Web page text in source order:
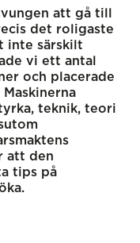
att gå till
det roligaste
inte särskilt
vi ett antal
och placerade
teknik, teori
att den
tips på